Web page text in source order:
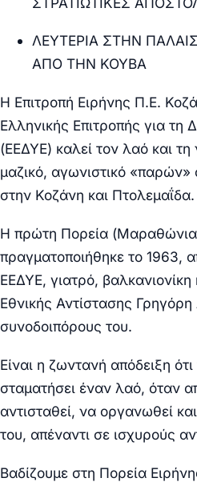
ΛΕΥΤΕΡΙΑ ΣΤΗΝ
ΑΠΟ ΤΗΝ ΚΟΥΒΑ
Η Επιτροπή Ειρήνης Π.Ε.
Ελληνικής Επιτροπής για τη
(ΕΕΔΥΕ) καλεί τον λαό και
μαζικό, αγωνιστικό «παρών»
στην Κοζάνη και Πτολεμαΐδα.
Η πρώτη Πορεία
πραγματοποιήθηκε το 1963,
ΕΕΔΥΕ, γιατρό, βαλκανιονίκη
Εθνικής Αντίστασης
συνοδοιπόρους του.
Είναι η ζωντανή απόδειξη
σταματήσει έναν λαό, όταν
αντισταθεί, να οργανωθεί
του, απέναντι σε ισχυρούς
Βαδίζουμε στη Πορεία